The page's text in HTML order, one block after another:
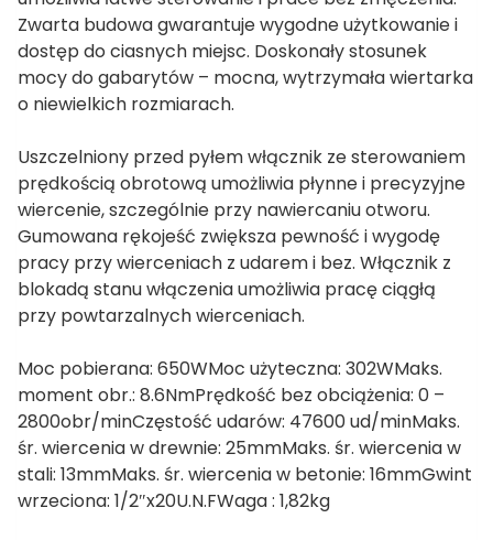
Zwarta budowa gwarantuje wygodne użytkowanie i
dostęp do ciasnych miejsc. Doskonały stosunek
mocy do gabarytów – mocna, wytrzymała wiertarka
o niewielkich rozmiarach.
Uszczelniony przed pyłem włącznik ze sterowaniem
prędkością obrotową umożliwia płynne i precyzyjne
wiercenie, szczególnie przy nawiercaniu otworu.
Gumowana rękojeść zwiększa pewność i wygodę
pracy przy wierceniach z udarem i bez. Włącznik z
blokadą stanu włączenia umożliwia pracę ciągłą
przy powtarzalnych wierceniach.
Moc pobierana: 650WMoc użyteczna: 302WMaks.
moment obr.: 8.6NmPrędkość bez obciążenia: 0 –
2800obr/minCzęstość udarów: 47600 ud/minMaks.
śr. wiercenia w drewnie: 25mmMaks. śr. wiercenia w
stali: 13mmMaks. śr. wiercenia w betonie: 16mmGwint
wrzeciona: 1/2″x20U.N.FWaga : 1,82kg